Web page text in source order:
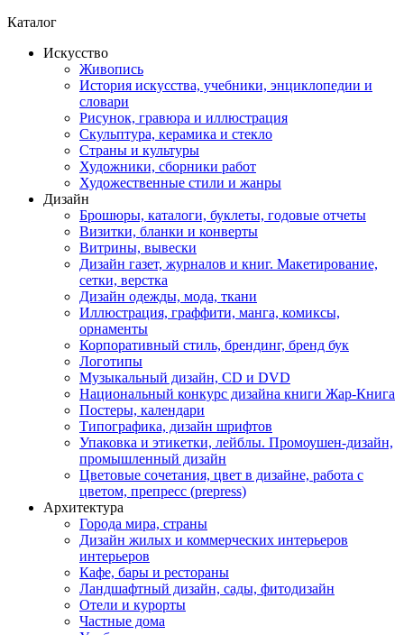
Каталог
Искусство
Живопись
История искусства, учебники, энциклопедии и
словари
Рисунок, гравюра и иллюстрация
Скульптура, керамика и стекло
Страны и культуры
Художники, сборники работ
Художественные стили и жанры
Дизайн
Брошюры, каталоги, буклеты, годовые отчеты
Визитки, бланки и конверты
Витрины, вывески
Дизайн газет, журналов и книг. Макетирование,
сетки, верстка
Дизайн одежды, мода, ткани
Иллюстрация, граффити, манга, комиксы,
орнаменты
Корпоративный стиль, брендинг, бренд бук
Логотипы
Музыкальный дизайн, СD и DVD
Национальный конкурс дизайна книги Жар-Книга
Постеры, календари
Типографика, дизайн шрифтов
Упаковка и этикетки, лейблы. Промоушен-дизайн,
промышленный дизайн
Цветовые сочетания, цвет в дизайне, работа с
цветом, препресс (prepress)
Архитектура
Города мира, страны
Дизайн жилых и коммерческих интерьеров
интерьеров
Кафе, бары и рестораны
Ландшафтный дизайн, сады, фитодизайн
Отели и курорты
Частные дома